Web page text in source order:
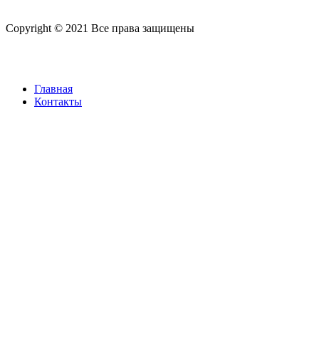
Copyright © 2021 Все права защищены
Главная
Контакты